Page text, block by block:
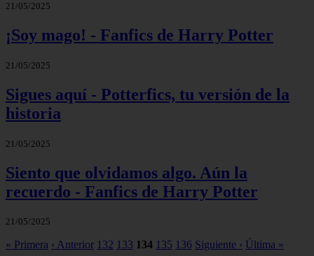
21/05/2025
¡Soy mago! - Fanfics de Harry Potter
21/05/2025
Sigues aquí - Potterfics, tu versión de la
historia
21/05/2025
Siento que olvidamos algo. Aún la
recuerdo - Fanfics de Harry Potter
21/05/2025
« Primera ‹ Anterior 132 133 134 135 136 Siguiente › Última »